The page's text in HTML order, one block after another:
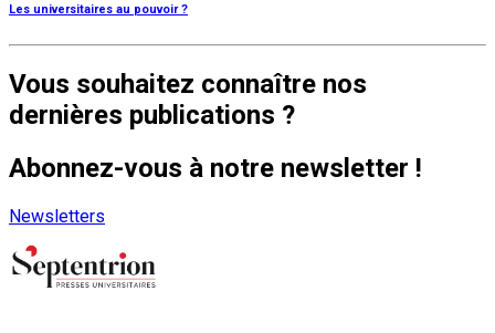
Les universitaires au pouvoir ?
Vous souhaitez connaître nos
dernières publications ?
Abonnez-vous à notre newsletter !
Newsletters